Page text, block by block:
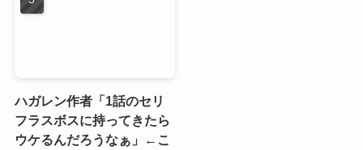
ハガレン作者「1話のセリ
フラスボスに持ってきたら
ウケるんだろうなぁ」←こ